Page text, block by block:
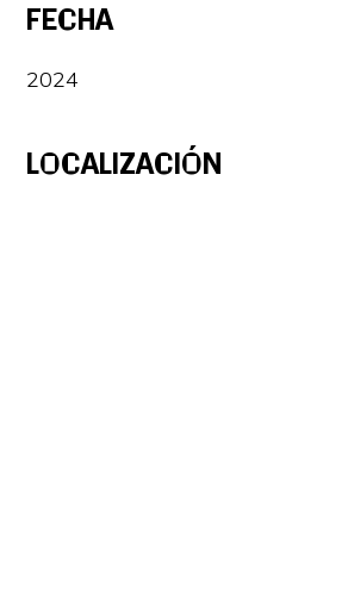
FECHA
2024
LOCALIZACIÓN